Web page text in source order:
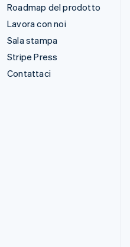
Roadmap del prodotto
Lavora con noi
Sala stampa
Stripe Press
Contattaci